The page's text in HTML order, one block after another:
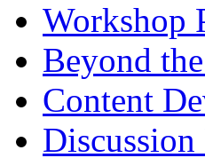
Workshop
Beyond
Content